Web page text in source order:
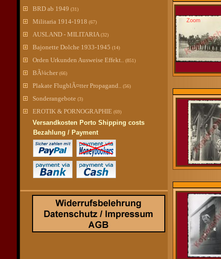
BRD ab 1949 (31)
Militaria 1914-1918 (67)
AUSLAND - MILITARIA (32)
Bajonette Dolche 1933-1945 (14)
Orden Urkunden Ausweise Effekt.. (851)
BÃ¼cher (66)
Plakate FlugblÃ¤tter Propagand.. (56)
Sonderangebote (3)
EROTIK & PORNOGRAPHIE (69)
Versandkosten Porto Shipping costs
Bezahlung / Payment
Zoom